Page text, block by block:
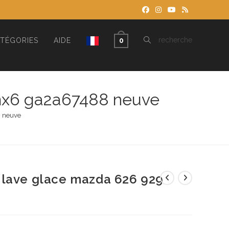
recherche
AIDE 0 TOGGLE
ga2a67488 neuve
neuve
glace mazda 626 929